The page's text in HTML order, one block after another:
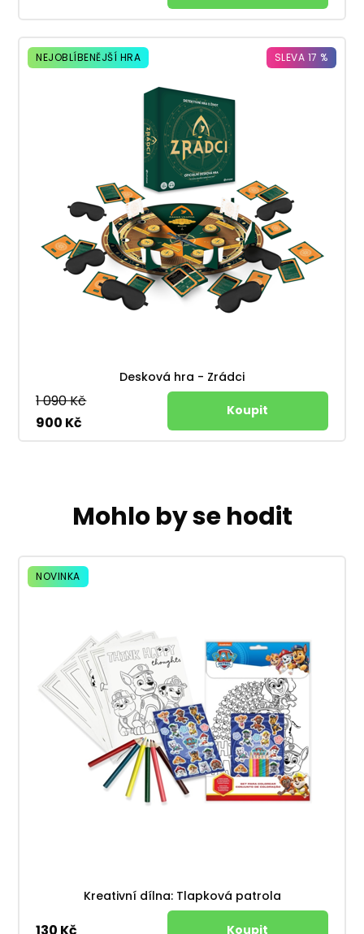
NEJOBLÍBENĚJŠÍ HRA SLEVA 17 %
Desková hra - Zrádci
1 090 Kč
900 Kč
Mohlo by se hodit
NOVINKA
Kreativní dílna: Tlapková patrola